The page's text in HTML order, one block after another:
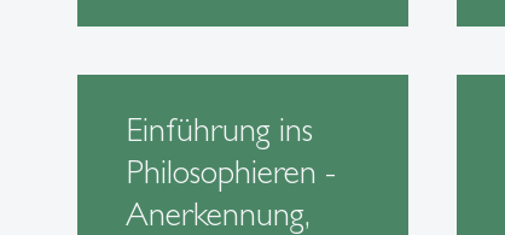
Einführung ins
Philosophieren -
Anerkennung,